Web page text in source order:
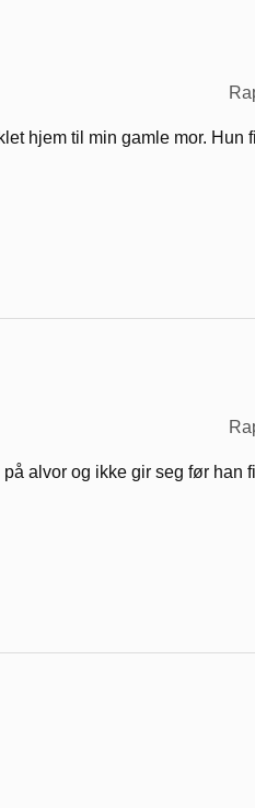
hjem til min gamle mor. Hun
alvor og ikke gir seg før han